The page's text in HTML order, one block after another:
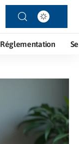
Réglementation